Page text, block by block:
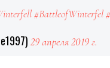
#BattleofWinterfel
29 апреля 2019 г.